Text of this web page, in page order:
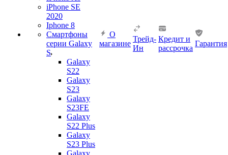
iPhone SE
2020
Iphone 8
Смартфоны
серии Galaxy
S
Galaxy
S22
Galaxy
S23
Galaxy
S23FE
Galaxy
S22 Plus
Galaxy
S23 Plus
Galaxy
О
магазине
Трейд-
Ин
Кредит и
рассрочка
Гарантия